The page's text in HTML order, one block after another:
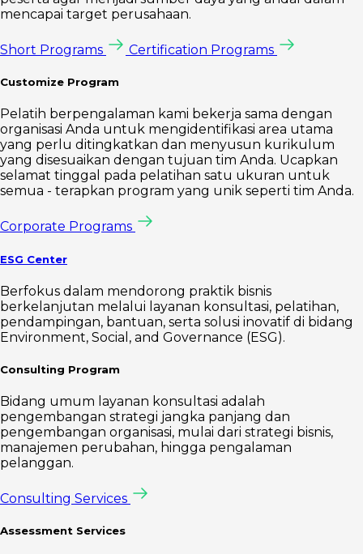
mencapai target perusahaan.
Short Programs Certification Programs
Customize Program
Pelatih berpengalaman kami bekerja sama dengan
organisasi Anda untuk mengidentifikasi area utama
yang perlu ditingkatkan dan menyusun kurikulum
yang disesuaikan dengan tujuan tim Anda. Ucapkan
selamat tinggal pada pelatihan satu ukuran untuk
semua - terapkan program yang unik seperti tim Anda.
Corporate Programs
ESG Center
Berfokus dalam mendorong praktik bisnis
berkelanjutan melalui layanan konsultasi, pelatihan,
pendampingan, bantuan, serta solusi inovatif di bidang
Environment, Social, and Governance (ESG).
Consulting Program
Bidang umum layanan konsultasi adalah
pengembangan strategi jangka panjang dan
pengembangan organisasi, mulai dari strategi bisnis,
manajemen perubahan, hingga pengalaman
pelanggan.
Consulting Services
Assessment Services